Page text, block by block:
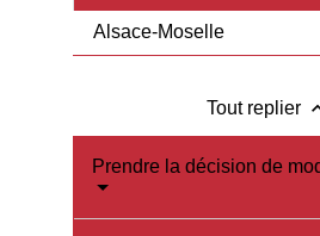
Alsace-Moselle
Tout replier
Prendre la décision de